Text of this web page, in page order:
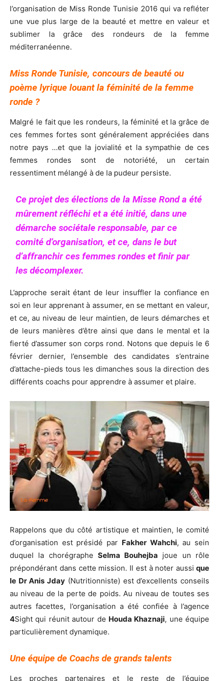
l’organisation de Miss Ronde Tunisie 2016 qui va refléter
une vue plus large de la beauté et mettre en valeur et
sublimer la grâce des rondeurs de la femme
méditerranéenne.
Miss Ronde Tunisie, concours de beauté ou
poème lyrique louant la féminité de la femme
ronde ?
Malgré le fait que les rondeurs, la féminité et la grâce de
ces femmes fortes sont généralement appréciées dans
notre pays …et que la jovialité et la sympathie de ces
femmes rondes sont de notoriété, un certain
ressentiment mélangé à de la pudeur persiste.
Ce projet des élections de la Misse Rond a été
mûrement réfléchi et a été initié, dans une
démarche sociétale responsable, par ce
comité d’organisation, et ce, dans le but
d’affranchir ces femmes rondes et finir par
les décomplexer.
L’approche serait étant de leur insuffler la confiance en
soi en leur apprenant à assumer, en se mettant en valeur,
et ce, au niveau de leur maintien, de leurs démarches et
de leurs manières d’être ainsi que dans le mental et la
fierté d’assumer son corps rond. Notons que depuis le 6
février dernier, l’ensemble des candidates s’entraine
d’attache-pieds tous les dimanches sous la direction des
différents coachs pour apprendre à assumer et plaire.
Rappelons que du côté artistique et maintien, le comité
d’organisation est présidé par Fakher Wahchi, au sein
duquel la chorégraphe Selma Bouhejba joue un rôle
prépondérant dans cette mission. Il est à noter aussi que
le Dr Anis Jday (Nutritionniste) est d’excellents conseils
au niveau de la perte de poids. Au niveau de toutes ses
autres facettes, l’organisation a été confiée à l’agence
4Sight qui réunit autour de Houda Khaznaji, une équipe
particulièrement dynamique.
Une équipe de Coachs de grands talents
Les proches partenaires et le reste de l’équipe